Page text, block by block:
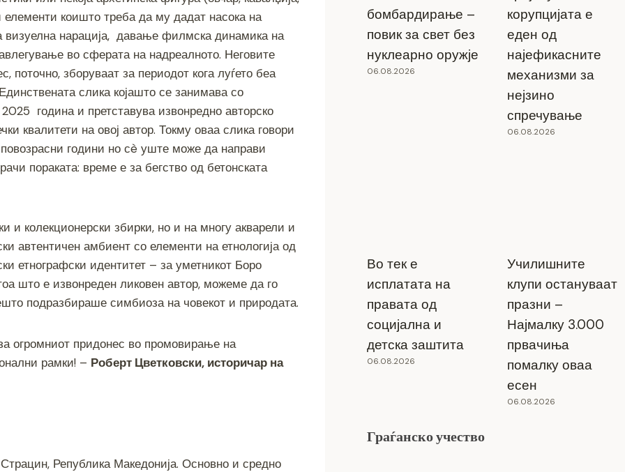
коишто треба да му дадат насока на
визуелна нарација, давање филмска динамика на
во сферата на надреалното. Неговите
поточно, зборуваат за периодот кога луѓето беа
слика којашто се занимава со
година и претставува извонредно авторско
квалитети на овој автор. Токму оваа слика говори
години но сè уште може да направи
пораката: време е за бегство од бетонската
и колекционерски збирки, но и на многу акварели и
автентичен амбиент со елементи на етнологија од
етнографски идентитет – за уметникот Боро
што е извонреден ликовен автор, можеме да го
подразбираше симбиоза на човекот и природата.
огромниот придонес во промовирање на
рамки! – Роберт Цветковски, историчар на
Република Македонија. Основно и средно
бомбардирање –
повик за свет без
нуклеарно оружје
06.08.2026
корупцијата е
еден од
најефикасните
механизми за
нејзино
спречување
06.08.2026
Во тек е
исплатата на
правата од
социјална и
детска заштита
06.08.2026
Училишните
клупи остануваат
празни –
Најмалку 3.000
првачиња
помалку оваа
есен
06.08.2026
Граѓанско учество